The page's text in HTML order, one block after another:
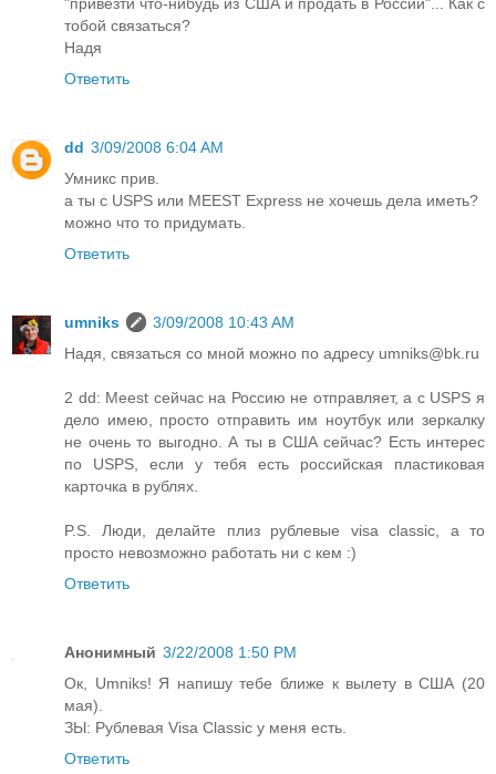
тобой связаться?
Надя
Ответить
dd 3/09/2008 6:04 AM
Умникс прив.
а ты с USPS или MEEST Express не хочешь дела иметь?
можно что то придумать.
Ответить
umniks
3/09/2008 10:43 AM
Надя, связаться со мной можно по адресу umniks@bk.ru
2 dd: Meest сейчас на Россию не отправляет, а с USPS я
дело имею, просто отправить им ноутбук или зеркалку
не очень то выгодно. А ты в США сейчас? Есть интерес
по USPS, если у тебя есть российская пластиковая
карточка в рублях.
P.S. Люди, делайте плиз рублевые visa classic, а то
просто невозможно работать ни с кем :)
Ответить
Анонимный 3/22/2008 1:50 PM
Ок, Umniks! Я напишу тебе ближе к вылету в США (20
мая).
ЗЫ: Рублевая Visa Classic у меня есть.
Ответить